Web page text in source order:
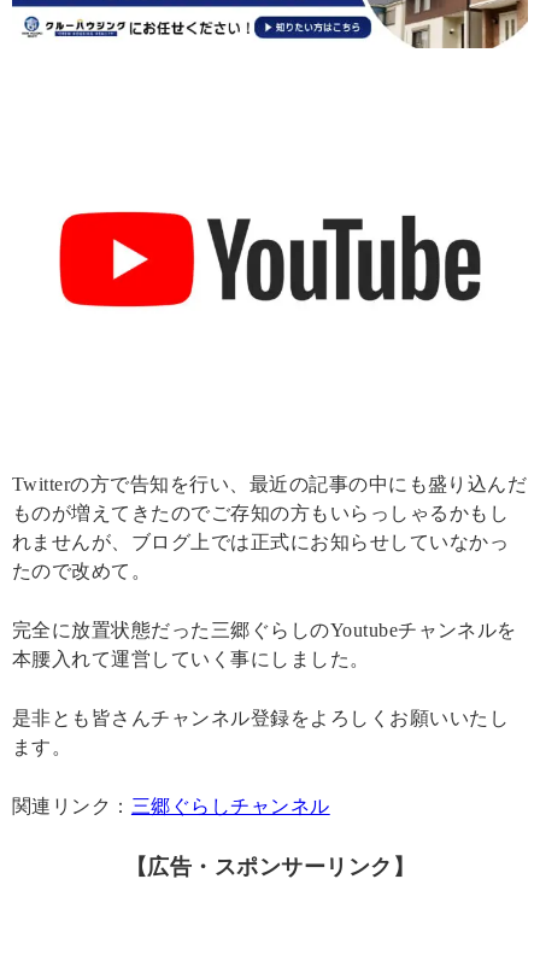
Twitterの方で告知を行い、最近の記事の中にも盛り込んだ
ものが増えてきたのでご存知の方もいらっしゃるかもし
れませんが、ブログ上では正式にお知らせしていなかっ
たので改めて。
完全に放置状態だった三郷ぐらしのYoutubeチャンネルを
本腰入れて運営していく事にしました。
是非とも皆さんチャンネル登録をよろしくお願いいたし
ます。
関連リンク： 三郷ぐらしチャンネル
【広告・スポンサーリンク】